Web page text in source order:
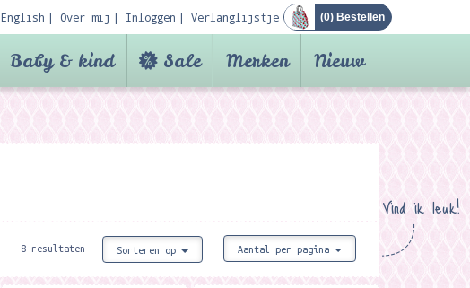
English Over mij Inloggen Verlanglijstje (0) Bestellen
Baby & kind Sale Merken Nieuw
Vind ik leuk!
8 resultaten Sorteren op Aantal per pagina